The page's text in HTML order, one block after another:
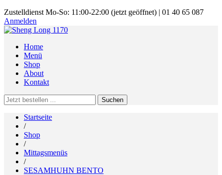
Zustelldienst Mo-So: 11:00-22:00 (jetzt geöffnet) | 01 40 65 087
Anmelden
Home
Menü
Shop
About
Kontakt
Search
for:
Startseite
/
Shop
/
Mittagsmenüs
/
SESAMHUHN BENTO